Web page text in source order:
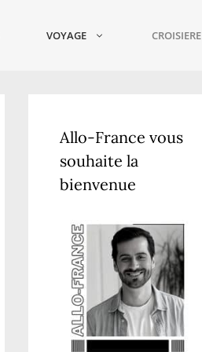
VOYAGE CROISIERE
Allo-France vous
souhaite la
bienvenue